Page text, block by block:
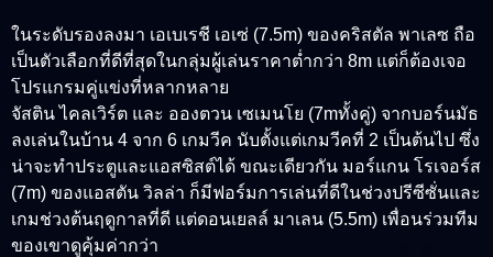
ในระดับรองลงมา เอเบเรชี เอเซ่ (7.5m) ของคริสตัล พาเลซ ถือ
เป็นตัวเลือกที่ดีที่สุดในกลุ่มผู้เล่นราคาต่ำกว่า 8m แต่ก็ต้องเจอ
โปรแกรมคู่แข่งที่หลากหลาย
จัสติน ไคลเวิร์ต และ อองตวน เซเมนโย (7mทั้งคู่) จากบอร์นมัธ
ลงเล่นในบ้าน 4 จาก 6 เกมวีค นับตั้งแต่เกมวีคที่ 2 เป็นต้นไป ซึ่ง
น่าจะทำประตูและแอสซิสต์ได้ ขณะเดียวกัน มอร์แกน โรเจอร์ส
(7m) ของแอสตัน วิลล่า ก็มีฟอร์มการเล่นที่ดีในช่วงปรีซีซั่นและ
เกมช่วงต้นฤดูกาลที่ดี แต่ดอนเยลล์ มาเลน (5.5m) เพื่อนร่วมทีม
ของเขาดูคุ้มค่ากว่า